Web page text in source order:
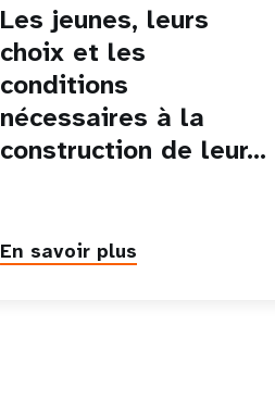
Les jeunes, leurs
choix et les
conditions
nécessaires à la
construction de leur…
En savoir plus